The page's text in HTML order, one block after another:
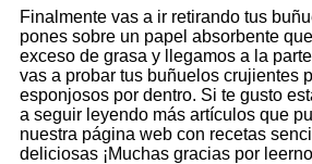
Finalmente vas a ir retirando tus
pones sobre un papel absorbente
exceso de grasa y llegamos a la
vas a probar tus buñuelos crujientes
esponjosos por dentro. Si te gusto
a seguir leyendo más artículos que
nuestra página web con recetas
deliciosas ¡Muchas gracias por